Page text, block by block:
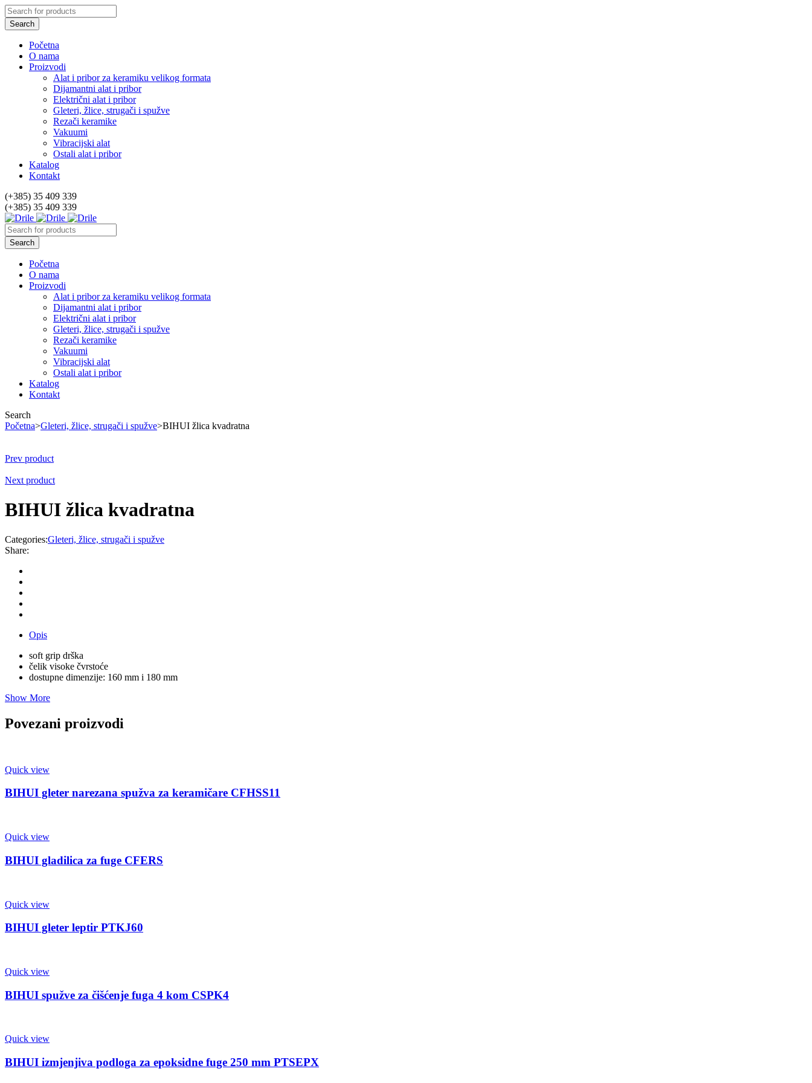
Početna
O nama
Proizvodi
Alat i pribor za keramiku velikog formata
Dijamantni alat i pribor
Električni alat i pribor
Gleteri, žlice, strugači i spužve
Rezači keramike
Vakuumi
Vibracijski alat
Ostali alat i pribor
Katalog
Kontakt
(+385) 35 409 339
(+385) 35 409 339
Početna
O nama
Proizvodi
Alat i pribor za keramiku velikog formata
Dijamantni alat i pribor
Električni alat i pribor
Gleteri, žlice, strugači i spužve
Rezači keramike
Vakuumi
Vibracijski alat
Ostali alat i pribor
Katalog
Kontakt
Search
Početna>Gleteri, žlice, strugači i spužve>BIHUI žlica kvadratna
Prev product
Next product
BIHUI žlica kvadratna
Categories:Gleteri, žlice, strugači i spužve
Share:
Opis
soft grip drška
čelik visoke čvrstoće
dostupne dimenzije: 160 mm i 180 mm
Show More
Povezani proizvodi
Quick view
BIHUI gleter narezana spužva za keramičare CFHSS11
Quick view
BIHUI gladilica za fuge CFERS
Quick view
BIHUI gleter leptir PTKJ60
Quick view
BIHUI spužve za čišćenje fuga 4 kom CSPK4
Quick view
BIHUI izmjenjiva podloga za epoksidne fuge 250 mm PTSEPX